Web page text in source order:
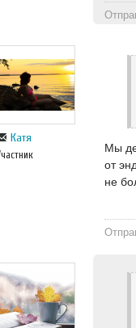
Катя
Мы
от
не